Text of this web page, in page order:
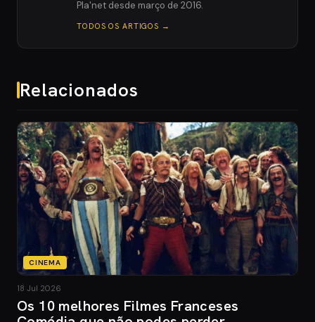
Pla'net desde março de 2016.
TODOS OS ARTIGOS →
Relacionados
CINEMA
18 Jul 2026
Os 10 melhores Filmes Franceses